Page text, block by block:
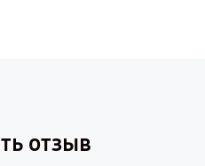
отзыв